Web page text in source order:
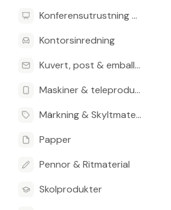
Konferensutrustning & Presentationsutrustning
Kontorsinredning
Kuvert, post & emballage
Maskiner & teleprodukter
Märkning & Skyltmaterial
Papper
Pennor & Ritmaterial
Skolprodukter